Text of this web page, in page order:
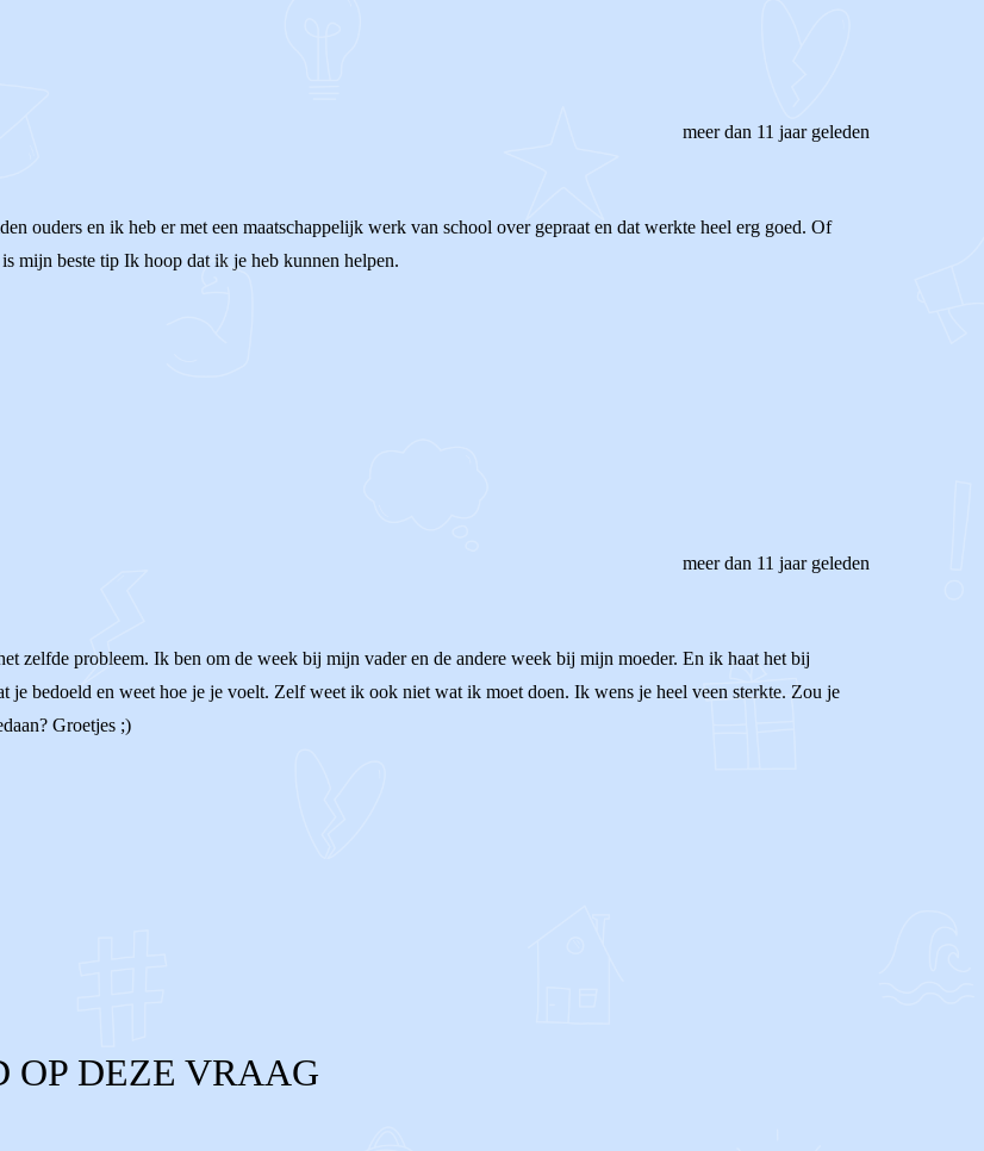
meer dan 11 jaar geleden
ouders en ik heb er met een maatschappelijk werk van school over gepraat en dat werkte heel erg goed. Of
mijn beste tip Ik hoop dat ik je heb kunnen helpen.
meer dan 11 jaar geleden
zelfde probleem. Ik ben om de week bij mijn vader en de andere week bij mijn moeder. En ik haat het bij
bedoeld en weet hoe je je voelt. Zelf weet ik ook niet wat ik moet doen. Ik wens je heel veen sterkte. Zou je
Groetjes ;)
OP DEZE VRAAG